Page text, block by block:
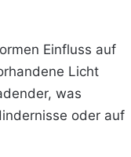
Einfluss auf
Licht
was
oder auf